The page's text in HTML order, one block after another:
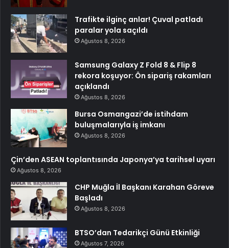
Trafikte ilginç anlar! Çuval patladı
paralar yola saçıldı
Ağustos 8, 2026
Samsung Galaxy Z Fold 8 & Flip 8
rekora koşuyor: Ön sipariş rakamları
açıklandı
Ağustos 8, 2026
Bursa Osmangazi’de istihdam
buluşmalarıyla iş imkanı
Ağustos 8, 2026
Çin’den ASEAN toplantısında Japonya’ya tarihsel uyarı
Ağustos 8, 2026
CHP Muğla İl Başkanı Karahan Göreve
Başladı
Ağustos 8, 2026
BTSO’dan Tedarikçi Günü Etkinliği
Ağustos 7, 2026